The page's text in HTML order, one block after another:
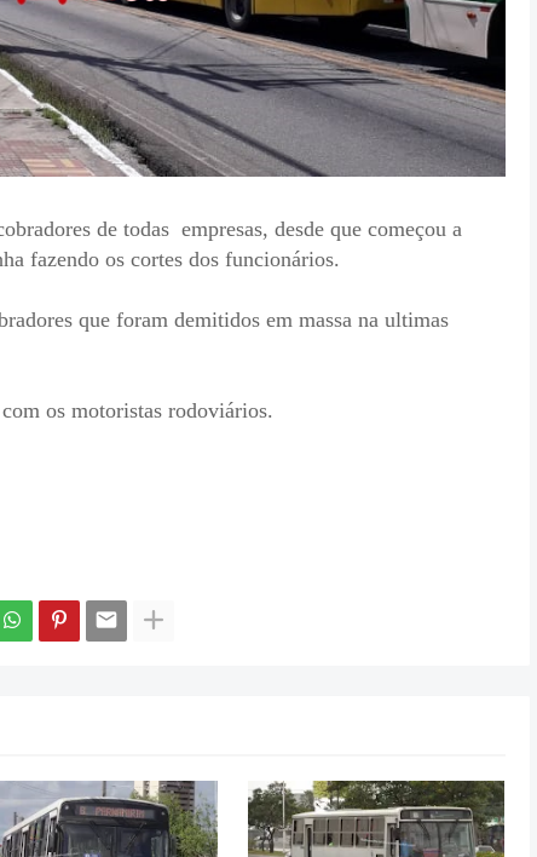
de todas empresas, desde que começou a
fazendo os cortes dos funcionários.
que foram demitidos em massa na ultimas
os motoristas rodoviários.